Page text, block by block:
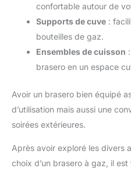
confortable autour de
Supports de cuve :
bouteilles de gaz.
Ensembles de cuisson
brasero en un espace
Avoir un brasero bien équipé
d’utilisation mais aussi une
soirées extérieures.
Après avoir exploré les divers
choix d’un brasero à gaz, il